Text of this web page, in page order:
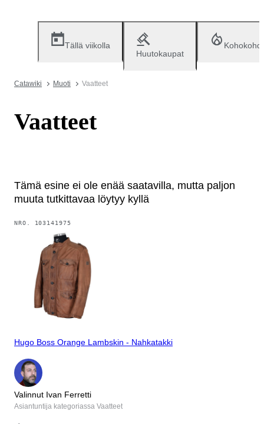
Tällä viikolla
Huutokaupat
Catawiki Muoti Vaatteet
Vaatteet
Tämä esine ei ole enää saatavilla, mutta paljon
muuta tutkittavaa löytyy kyllä
NRO. 103141975
Hugo Boss Orange Lambskin - Nahkatakki
Valinnut Ivan Ferretti
Asiantuntija kategoriassa Vaatteet